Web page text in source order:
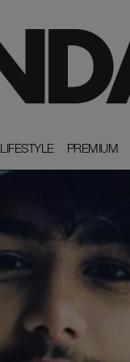
LIFESTYLE
LIFESTYLE PREMIUM
PREMIUM